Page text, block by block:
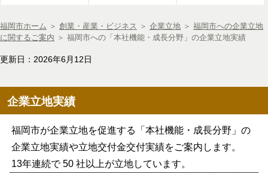
福岡市ホーム ＞ 創業・産業・ビジネス ＞ 企業立地 ＞ 福岡市への企業立地
に関するご案内 ＞ 福岡市への「本社機能・成長分野」の企業立地実績
更新日：2026年6月12日
企業立地実績
福岡市が企業立地を促進する「本社機能・成長分野」の
企業立地実績や立地交付金交付実績をご案内します。
13年連続で 50 社以上が立地しています。